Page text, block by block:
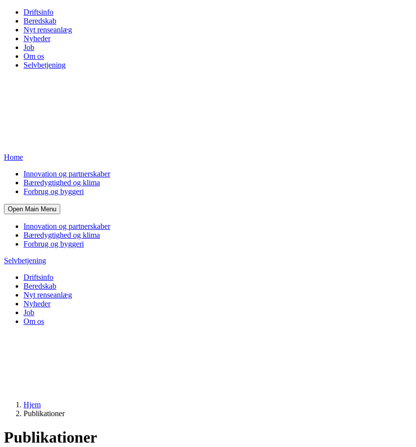
Driftsinfo
Beredskab
Nyt renseanlæg
Nyheder
Job
Om os
Selvbetjening
Home
Innovation og partnerskaber
Bæredygtighed og klima
Forbrug og byggeri
Open Main Menu
Innovation og partnerskaber
Bæredygtighed og klima
Forbrug og byggeri
Selvbetjening
Driftsinfo
Beredskab
Nyt renseanlæg
Nyheder
Job
Om os
Hjem
Publikationer
Publikationer